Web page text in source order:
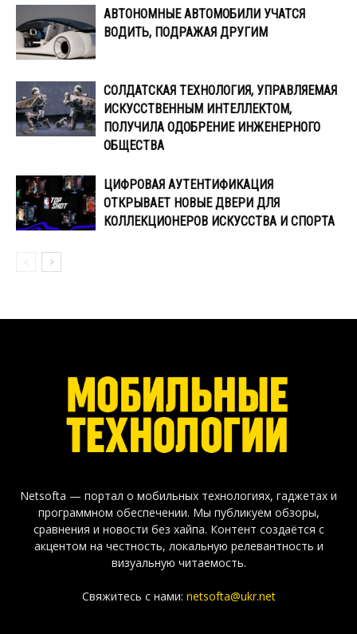
АВТОНОМНЫЕ АВТОМОБИЛИ УЧАТСЯ
ВОДИТЬ, ПОДРАЖАЯ ДРУГИМ
СОЛДАТСКАЯ ТЕХНОЛОГИЯ, УПРАВЛЯЕМАЯ
ИСКУССТВЕННЫМ ИНТЕЛЛЕКТОМ,
ПОЛУЧИЛА ОДОБРЕНИЕ ИНЖЕНЕРНОГО
ОБЩЕСТВА
ЦИФРОВАЯ АУТЕНТИФИКАЦИЯ
ОТКРЫВАЕТ НОВЫЕ ДВЕРИ ДЛЯ
КОЛЛЕКЦИОНЕРОВ ИСКУССТВА И СПОРТА
Netsofta — портал о мобильных технологиях, гаджетах и
программном обеспечении. Мы публикуем обзоры,
сравнения и новости без хайпа. Контент создаётся с
акцентом на честность, локальную релевантность и
визуальную читаемость.
Свяжитесь с нами: netsofta@ukr.net